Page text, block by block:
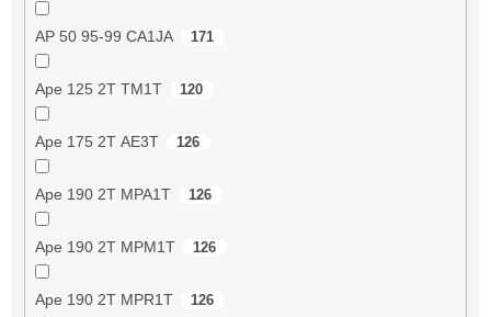
AP 50 95-99 CA1JA 171
Ape 125 2T TM1T 120
Ape 175 2T AE3T 126
Ape 190 2T MPA1T 126
Ape 190 2T MPM1T 126
Ape 190 2T MPR1T 126